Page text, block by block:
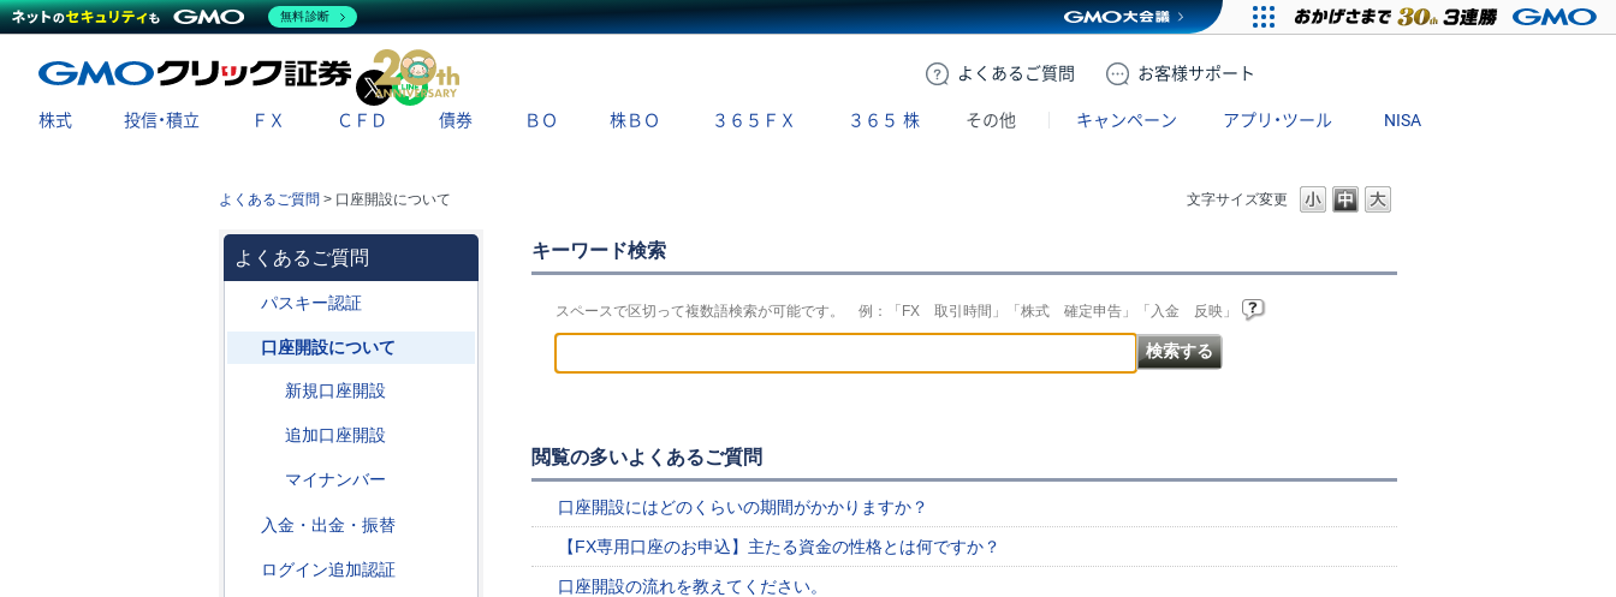
よくある ご質問 お客様サポート
X
株式 投信・積立 ＦＸ ＣＦＤ 債券 ＢＯ 株ＢＯ ３６５ＦＸ ３６５ 株 その他 キャンペーン アプリ・ツール NISA
文字サイズ変更
よくあるご質問 > 口座開設について
よくあるご質問
パスキー認証
口座開設について
新規口座開設
追加口座開設
マイナンバー
入金・出金・振替
ログイン追加認証
キーワード検索
スペースで区切って複数語検索が可能です。 例：「FX 取引時間」「株式 確定申告」「入金 反映」
閲覧の多いよくあるご質問
口座開設にはどのくらいの期間がかかりますか？
【FX専用口座のお申込】主たる資金の性格とは何ですか？
口座開設の流れを教えてください。
無料診断